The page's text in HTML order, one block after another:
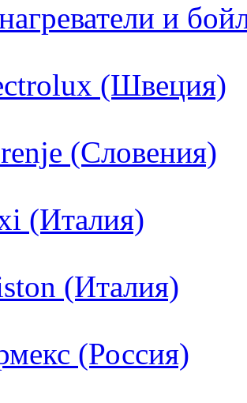
и
(Швеция)
(Словения)
(Италия)
(Италия)
(Россия)